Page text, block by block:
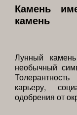
Камень
камень
Лунный
необычный
карьеру,
одобрения от